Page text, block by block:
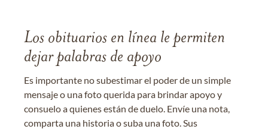
Los obituarios en línea le permiten
dejar palabras de apoyo
Es importante no subestimar el poder de un simple
mensaje o una foto querida para brindar apoyo y
consuelo a quienes están de duelo. Envíe una nota,
comparta una historia o suba una foto. Sus